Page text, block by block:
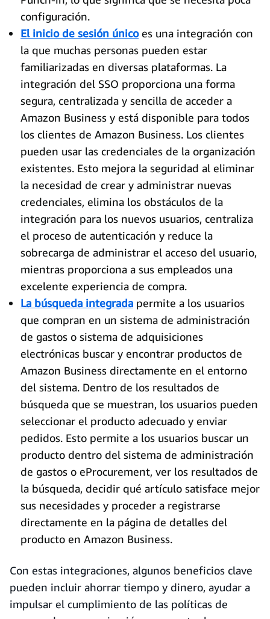
configuración.
El inicio de sesión únicoes una integración con
la que muchas personas pueden estar
familiarizadas en diversas plataformas. La
integración del SSO proporciona una forma
segura, centralizada y sencilla de acceder a
Amazon Business y está disponible para todos
los clientes de Amazon Business. Los clientes
pueden usar las credenciales de la organización
existentes. Esto mejora la seguridad al eliminar
la necesidad de crear y administrar nuevas
credenciales, elimina los obstáculos de la
integración para los nuevos usuarios, centraliza
el proceso de autenticación y reduce la
sobrecarga de administrar el acceso del usuario,
mientras proporciona a sus empleados una
excelente experiencia de compra.
La búsqueda integrada permite a los usuarios
que compran en un sistema de administración
de gastos o sistema de adquisiciones
electrónicas buscar y encontrar productos de
Amazon Business directamente en el entorno
del sistema. Dentro de los resultados de
búsqueda que se muestran, los usuarios pueden
seleccionar el producto adecuado y enviar
pedidos. Esto permite a los usuarios buscar un
producto dentro del sistema de administración
de gastos o eProcurement, ver los resultados de
la búsqueda, decidir qué artículo satisface mejor
sus necesidades y proceder a registrarse
directamente en la página de detalles del
producto en Amazon Business.
Con estas integraciones, algunos beneficios clave
pueden incluir ahorrar tiempo y dinero, ayudar a
impulsar el cumplimiento de las políticas de